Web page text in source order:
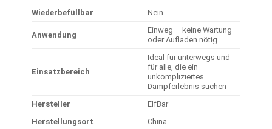
Wiederbefüllbar
Nein
Anwendung
Einweg – keine Wartung
oder Aufladen nötig
Einsatzbereich
Ideal für unterwegs und
für alle, die ein
unkompliziertes
Dampferlebnis suchen
Hersteller
ElfBar
Herstellungsort
China